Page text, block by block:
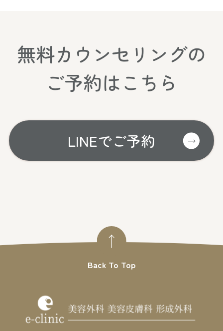
無料カウンセリングの
ご予約はこちら
LINEでご予約
Back To Top